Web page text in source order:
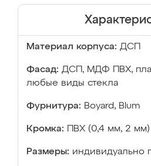
Материал корпуса: ДСП
Фасад: ДСП, МДФ ПВХ,
любые виды стекла
Фурнитура: Boyard, Blum
Кромка: ПВХ (0,4 мм, 2 мм)
Размеры: индивидуально